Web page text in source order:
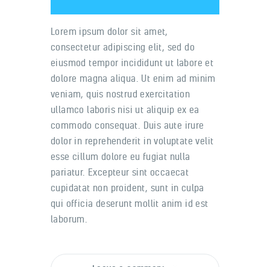
Lorem ipsum dolor sit amet,
consectetur adipiscing elit, sed do
eiusmod tempor incididunt ut labore et
dolore magna aliqua. Ut enim ad minim
veniam, quis nostrud exercitation
ullamco laboris nisi ut aliquip ex ea
commodo consequat. Duis aute irure
dolor in reprehenderit in voluptate velit
esse cillum dolore eu fugiat nulla
pariatur. Excepteur sint occaecat
cupidatat non proident, sunt in culpa
qui officia deserunt mollit anim id est
laborum.